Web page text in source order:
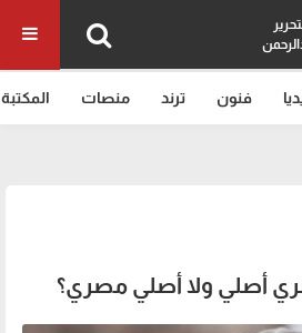
فنون ترند منصات المكتبة
أصلي ولا أصلي مصري؟